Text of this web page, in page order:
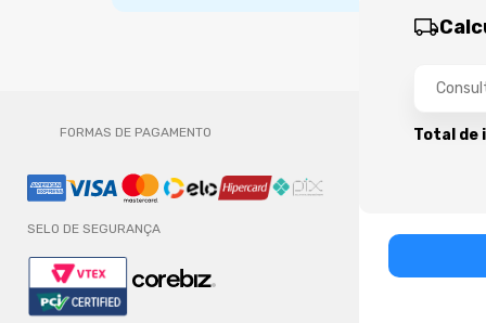
Total
FORMAS DE PAGAMENTO
SELO DE SEGURANÇA